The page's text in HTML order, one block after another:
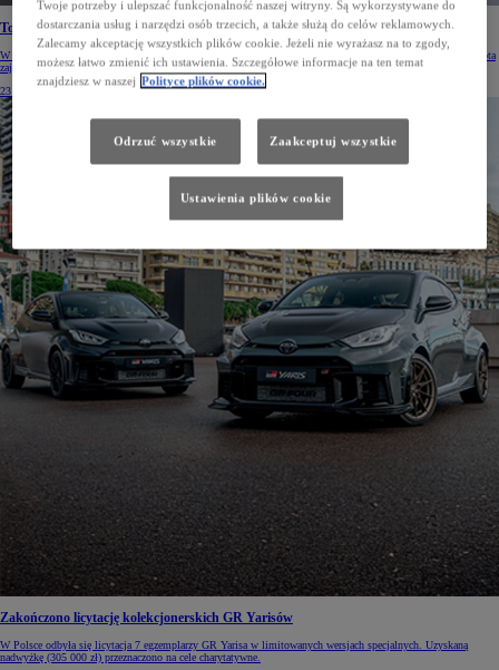
Toyota w czołówce najbardziej innowacyjnych firm
W rankingu najbardziej innowacyjnych firm w dziedzinie sztucznej inteligencji Harrity Patent Analytics Toyota
zajęła 6. miejsce z liczbą 502 patentów AI.
23 lip 2026
Zakończono licytację kolekcjonerskich GR Yarisów
W Polsce odbyła się licytacja 7 egzemplarzy GR Yarisa w limitowanych wersjach specjalnych. Uzyskaną
nadwyżkę (305 000 zł) przeznaczono na cele charytatywne.
Twoje potrzeby i ulepszać funkcjonalność naszej witryny. Są wykorzystywane do
dostarczania usług i narzędzi osób trzecich, a także służą do celów reklamowych.
Zalecamy akceptację wszystkich plików cookie. Jeżeli nie wyrażasz na to zgody,
możesz łatwo zmienić ich ustawienia. Szczegółowe informacje na ten temat
znajdziesz w naszej Polityce plików cookie.
Odrzuć wszystkie Zaakceptuj wszystkie
Ustawienia plików cookie